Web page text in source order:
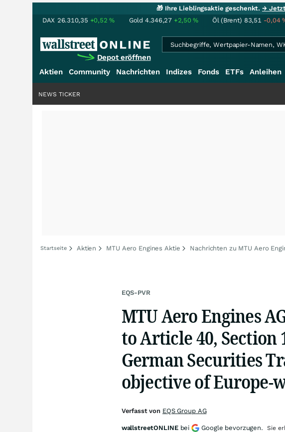
🎁 Ihre Lieblingsaktie geschenkt.→ Jetzt
DAX 26.310,35 +0,52% Gold 4.346,27 +2,50% Öl (Brent) 83,51 -0,04
Depot eröffnen
Aktien Community Nachrichten Indizes Fonds ETFs Anleihen
NEWS TICKER
Startseite Aktien MTU Aero Engines Aktie Nachrichten zu MTU Aero
EQS-PVR
MTU Aero Engines
to Article 40, Section
German Securities
objective of
Verfasst von EQS Group AG
wallstreetONLINE bei Google bevorzugen. Sie